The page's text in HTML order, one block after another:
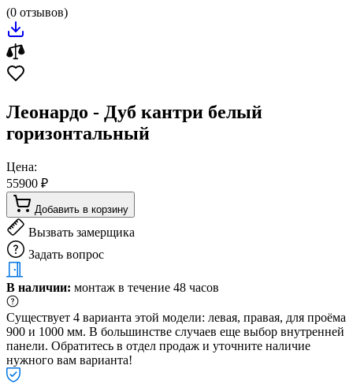
(0 отзывов)
Леонардо - Дуб кантри белый
горизонтальный
Цена:
55900 ₽
Добавить в корзину
Вызвать замерщика
Задать вопрос
В наличии: монтаж в течение 48 часов
Существует 4 варианта этой модели: левая, правая, для проёма
900 и 1000 мм. В большинстве случаев еще выбор внутренней
панели. Обратитесь в отдел продаж и уточните наличие
нужного вам варианта!